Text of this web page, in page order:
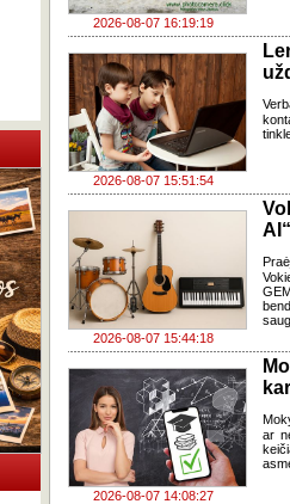
2026-08-07 16:19:19
2026-08-07 15:51:54
2026-08-07 15:44:18
2026-08-07 14:08:27
ar